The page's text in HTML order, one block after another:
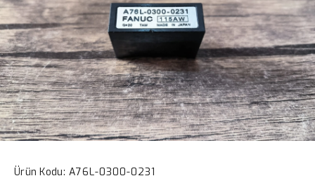
Ürün Kodu: A76L-0300-0231